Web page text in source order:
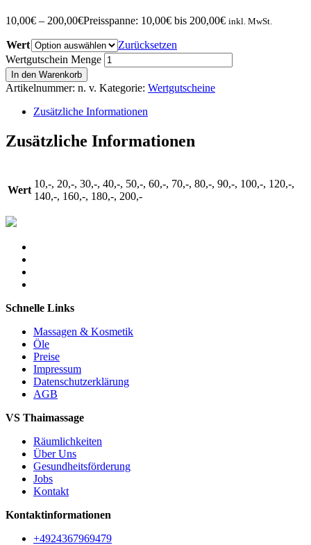
10,00€ – 200,00€Preisspanne: 10,00€ bis 200,00€ inkl. MwSt.
Wert
Zurücksetzen
Wertgutschein Menge
In den Warenkorb
Artikelnummer: n. v. Kategorie: Wertgutscheine
Zusätzliche Informationen
Zusätzliche Informationen
Wert
10,-, 20,-, 30,-, 40,-, 50,-, 60,-, 70,-, 80,-, 90,-, 100,-, 120,-,
140,-, 160,-, 180,-, 200,-
Schnelle Links
Massagen & Kosmetik
Öle
Preise
Impressum
Datenschutzerklärung
AGB
VS Thaimassage
Räumlichkeiten
Über Uns
Gesundheitsförderung
Jobs
Kontakt
Kontaktinformationen
+4924367969479